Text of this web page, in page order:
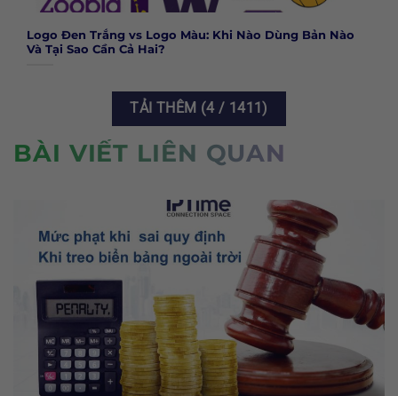
Logo Đen Trắng vs Logo Màu: Khi Nào Dùng Bản Nào
Và Tại Sao Cần Cả Hai?
TẢI THÊM (4/ 1411)
BÀI VIẾT LIÊN QUAN